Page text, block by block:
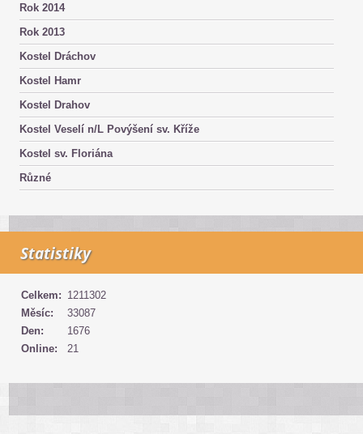
Rok 2014
Rok 2013
Kostel Dráchov
Kostel Hamr
Kostel Drahov
Kostel Veselí n/L Povýšení sv. Kříže
Kostel sv. Floriána
Různé
Statistiky
Online: 21
Celkem: 1211302
Měsíc:
33087
Den:
1676